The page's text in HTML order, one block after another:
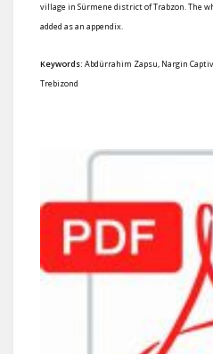
village in Sürmene district of Trabzon. The
added as an appendix.
Keywords: Abdürrahim Zapsu, Nargin
Trebizond